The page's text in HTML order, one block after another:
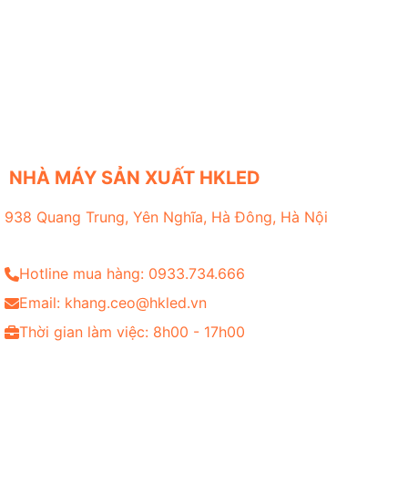
NHÀ MÁY SẢN XUẤT HKLED
938 Quang Trung, Yên Nghĩa, Hà Đông, Hà Nội
Hotline mua hàng: 0933.734.666
Email: khang.ceo@hkled.vn
Thời gian làm việc: 8h00 - 17h00